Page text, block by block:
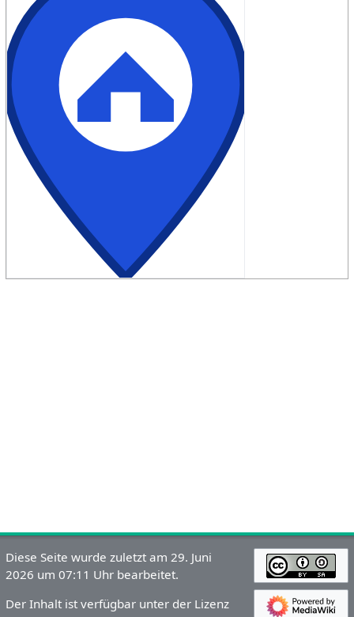
Diese Seite wurde zuletzt am 29. Juni
2026 um 07:11 Uhr bearbeitet.
Der Inhalt ist verfügbar unter der Lizenz